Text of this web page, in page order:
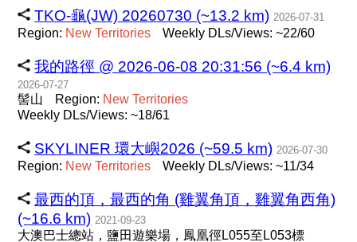
TKO-龜(JW) 20260730 (~13.2 km) 2026-07-31
Region: New Territories Weekly DLs/Views: ~22/60
我的路徑 @ 2026-06-08 20:31:56 (~6.4 km)
2026-07-27
髻山 Region: New Territories
Weekly DLs/Views: ~18/61
SKYLINER 環大嶼2026 (~59.5 km) 2026-07-30
Region: New Territories Weekly DLs/Views: ~11/34
最西的頂，最西的角 (雞翼角頂，雞翼角西角)
(~16.6 km) 2021-09-23
大澳巴士總站，鹽田遊樂場，鳳凰徑L055至L053標